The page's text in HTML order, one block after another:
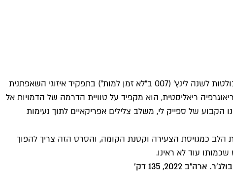
לתסריט לוקח קצת זמן להתגבש ולהבהיר לנו מי נגד מי ולמה, אבל שלל הדמויות מעוצבות היטב ומלוהקות נפלא. בין הלוחמות בולטות לשנה לינץ' (007 ב"לא זמן למות") בתפקיד איזוגי השאפתנית
ריאליסטית, הוא מקפיד על טוויית הדרמה של הדמויות אל
של ספייק לי, משלב צלילים אפריקאיים לתוך נעימות
הלב כמגויסת הצעירה וקטנת הקומה, והסרט הזה צריך להפוך
עוד לא ראינו.